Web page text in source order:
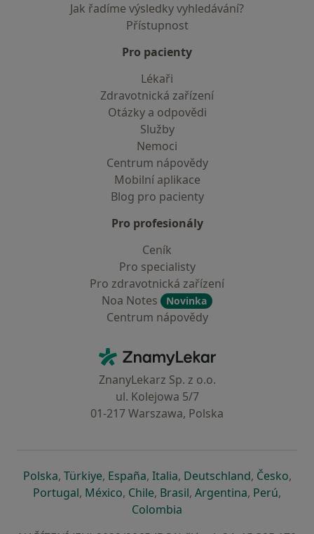
Jak řadíme výsledky vyhledávání?
Přístupnost
Pro pacienty
Lékaři
Zdravotnická zařízení
Otázky a odpovědi
Služby
Nemoci
Centrum nápovědy
Mobilní aplikace
Blog pro pacienty
Pro profesionály
Ceník
Pro specialisty
Pro zdravotnická zařízení
Noa Notes
Novinka
Centrum nápovědy
ZnamyLekar - Hlavní stránka
ZnanyLekarz Sp. z o.o.
ul. Kolejowa 5/7
01-217 Warszawa, Polska
Polskase otevře v nové záložce
, Türkiyese otevře v nové záložce
, Españase otevře v nové záložce
, Italiase otevře v nové záložce
, Deutschlandse otevře v
, Českose
,
Portugalse otevře v nové záložce
, Méxicose otevře v nové záložce
, Chilese otevře v nové záložce
, Brasilse otevře v nové
, Argentinase otevře v
, Perúse
,
Colombia